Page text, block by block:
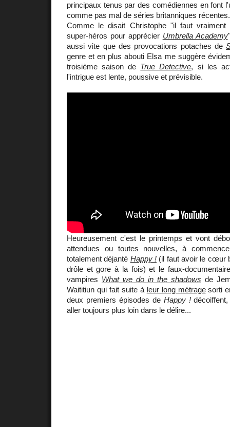
principaux tenus par des comédiennes en font
comme pas mal de séries britanniques récentes.
Comme le disait Christophe "il faut
super-héros pour apprécier Umbrella Academy
aussi vite que des provocations potaches de
genre et en plus abouti Elsa me suggère
troisième saison de True Detective, si les
l'intrigue est lente, poussive et prévisible.
Heureusement c'est le printemps et vont
attendues ou toutes nouvelles, à
totalement déjanté Happy ! (il faut avoir le cœur
drôle et gore à la fois) et le faux-
vampires What we do in the shadows de
Waititiun qui fait suite à leur long métragesorti
deux premiers épisodes de Happy !décoiffent,
aller toujours plus loin dans le délire...